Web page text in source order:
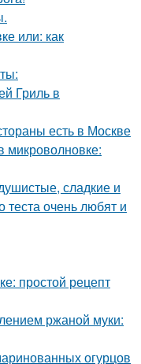
или: как
Гриль в
есть в Москве
микроволновке:
сладкие и
теста очень любят и
простой рецепт
ржаной муки:
огурцов